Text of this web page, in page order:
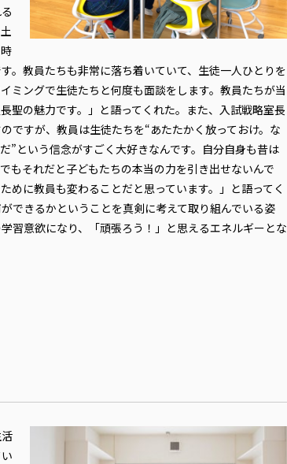
。教員たちも非常に落ち着いていて、生徒一人ひとりを
ミングで生徒たちと何度も面談をします。教員たちが当
聖の魅力です。」と語ってくれた。また、入試戦略室長
ですが、教員は生徒たちを“あたたかく放っておけ。な
”という信念がすごく大好きなんです。自分自身も昔は
もそれだと子どもたちの本当の力を引き出せないんで
めに教員も変わることだと思っています。」と語ってく
できるかということを真剣に考えて取り組んでいる姿
習意欲になり、「頑張ろう！」と思えるエネルギーとな